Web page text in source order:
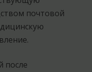
почтовой
после